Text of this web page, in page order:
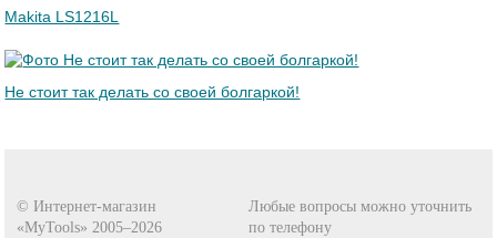
Makita LS1216L
Не стоит так делать со своей болгаркой!
© Интернет-магазин
«MyTools» 2005–2026
Любые вопросы можно уточнить
по телефону